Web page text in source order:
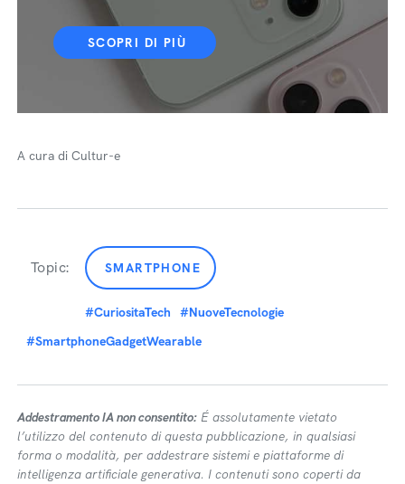
SCOPRI DI PIÙ
A cura di Cultur-e
Topic: SMARTPHONE
#CuriositaTech
#NuoveTecnologie
#SmartphoneGadgetWearable
Addestramento IA non consentito: É assolutamente vietato
l’utilizzo del contenuto di questa pubblicazione, in qualsiasi
forma o modalità, per addestrare sistemi e piattaforme di
intelligenza artificiale generativa. I contenuti sono coperti da